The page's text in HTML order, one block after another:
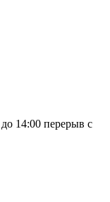
14:00 перерыв с